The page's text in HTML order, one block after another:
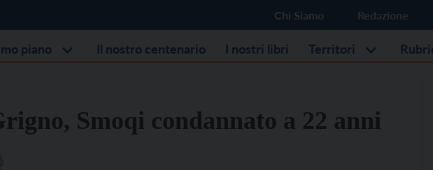
Chi Siamo Redazione
piano Il nostro centenario I nostri libri Territori
Smoqi condannato a 22 anni